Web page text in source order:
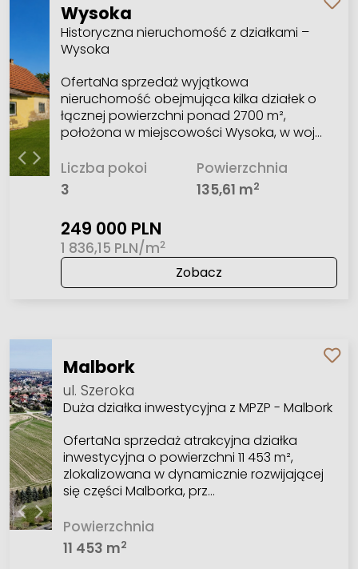
Wysoka
Historyczna nieruchomość z działkami –
Wysoka
OfertaNa sprzedaż wyjątkowa
nieruchomość obejmująca kilka działek o
łącznej powierzchni ponad 2700 m²,
położona w miejscowości Wysoka, w woj…
Liczba pokoi
3
Powierzchnia
135,61 m2
249 000 PLN
1 836,15 PLN/m2
Zobacz
Malbork
ul. Szeroka
Duża działka inwestycyjna z MPZP - Malbork
OfertaNa sprzedaż atrakcyjna działka
inwestycyjna o powierzchni 11 453 m²,
zlokalizowana w dynamicznie rozwijającej
się części Malborka, prz…
Powierzchnia
11 453 m2